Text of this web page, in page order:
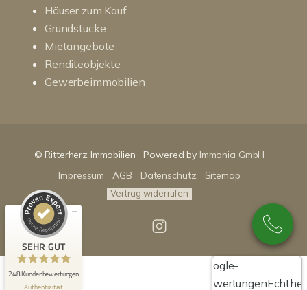
Häuser zum Kauf
Grundstücke
Mietangebote
Renditeobjekte
Gewerbeimmobilien
© Ritterherz Immobilien Powered by Immonia GmbH
Impressum
AGB Datenschutz Sitemap
Vertrag widerrufen
Google-
Bewertungen
SEHR GUT
248 Kundenbewertungen
Authentizität
100%
Empfehlungen auf
ProvenExpert.com
SEHR GUT
4,86 / 5,00
159
Bewertungen von 3
anderen Quellen
Blick aufs ProvenExpert-Profil werfen